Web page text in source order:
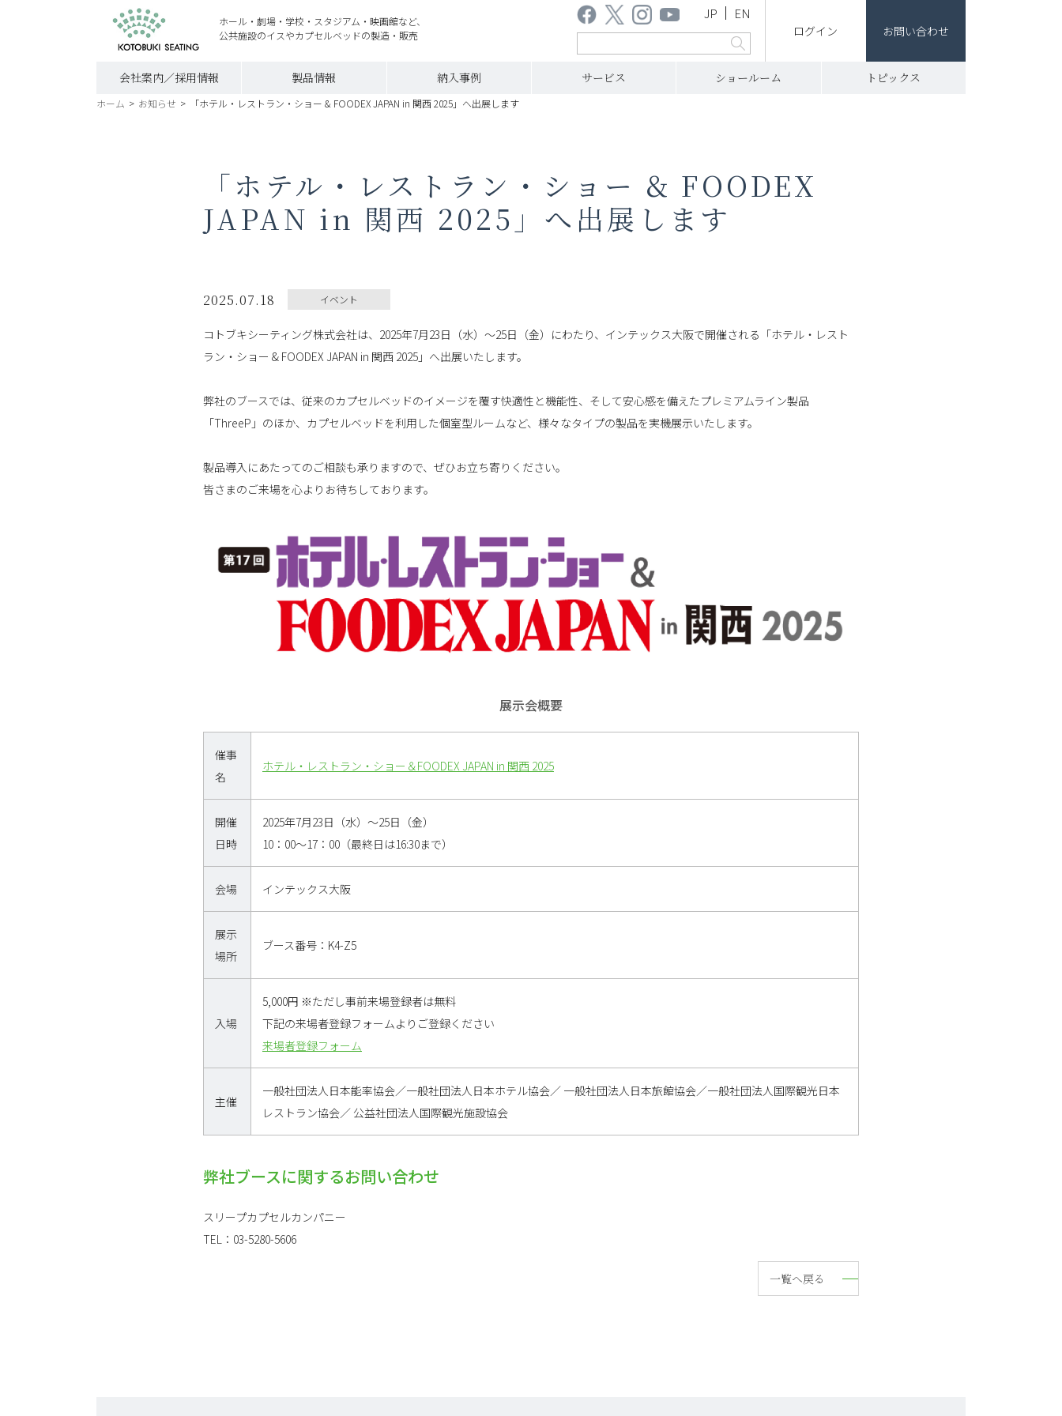
ホール・劇場・学校・スタジアム・映画館など、
公共施設のイスやカプセルベッドの製造・販売
ログイン お問い合わせ
JP EN
会社案内／採用情報 製品情報 納入事例 サービス ショールーム トピックス
ホーム > お知らせ > 「ホテル・レストラン・ショー & FOODEX JAPAN in 関西 2025」へ出展します
「ホテル・レストラン・ショー & FOODEX
JAPAN in 関西 2025」へ出展します
2025.07.18 イベント
コトブキシーティング株式会社は、2025年7月23日（水）〜25日（金）にわたり、インテックス大阪で開催される「ホテル・レスト
ラン・ショー & FOODEX JAPAN in 関西 2025」へ出展いたします。
弊社のブースでは、従来のカプセルベッドのイメージを覆す快適性と機能性、そして安心感を備えたプレミアムライン製品
「ThreeP」のほか、カプセルベッドを利用した個室型ルームなど、様々なタイプの製品を実機展示いたします。
製品導入にあたってのご相談も承りますので、ぜひお立ち寄りください。
皆さまのご来場を心よりお待ちしております。
展示会概要
催事
名
ホテル・レストラン・ショー＆FOODEX JAPAN in 関西 2025
開催
日時
2025年7月23日（水）～25日（金）
10：00～17：00（最終日は16:30まで）
会場 インテックス大阪
展示
場所
ブース番号：K4-Z5
入場
5,000円 ※ただし事前来場登録者は無料
下記の来場者登録フォームよりご登録ください
来場者登録フォーム
主催
一般社団法人日本能率協会／一般社団法人日本ホテル協会／ 一般社団法人日本旅館協会／一般社団法人国際観光日本
レストラン協会／ 公益社団法人国際観光施設協会
弊社ブースに関するお問い合わせ
スリープカプセルカンパニー
TEL：03-5280-5606
一覧へ戻る